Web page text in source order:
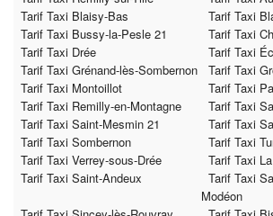
Tarif Taxi Blaisy-Bas
Tarif Taxi
Tarif Taxi Bussy-la-Pesle 21
Tarif Taxi
Tarif Taxi Drée
Tarif Taxi
Tarif Taxi Grénand-lès-Sombernon
Tarif Taxi
Tarif Taxi Montoillot
Tarif Taxi
Tarif Taxi Remilly-en-Montagne
Tarif Taxi
Tarif Taxi Saint-Mesmin 21
Tarif Taxi
Tarif Taxi Sombernon
Tarif Taxi
Tarif Taxi Verrey-sous-Drée
Tarif Taxi
Tarif Taxi Saint-Andeux
Tarif Taxi
Modéon